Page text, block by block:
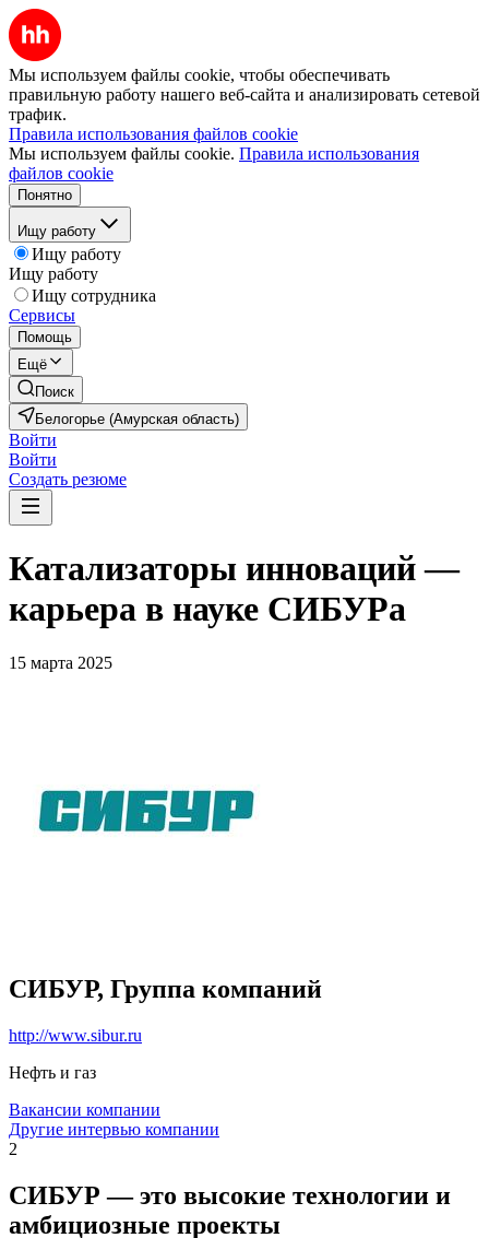
Мы используем файлы cookie, чтобы обеспечивать
правильную работу нашего веб-сайта и анализировать сетевой
трафик.
Правила использования файлов cookie
Мы используем файлы cookie. Правила использования
файлов cookie
Понятно
Ищу работу
Ищу работу
Ищу работу
Ищу сотрудника
Сервисы
Помощь
Ещё
Поиск
Белогорье (Амурская область)
Войти
Войти
Создать резюме
Катализаторы инноваций —
карьера в науке СИБУРа
15 марта 2025
СИБУР, Группа компаний
http://www.sibur.ru
Нефть и газ
Вакансии компании
Другие интервью компании
2
СИБУР — это высокие технологии и
амбициозные проекты